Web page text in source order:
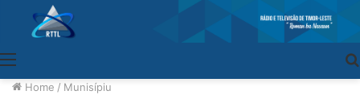
Home / Munisípiu